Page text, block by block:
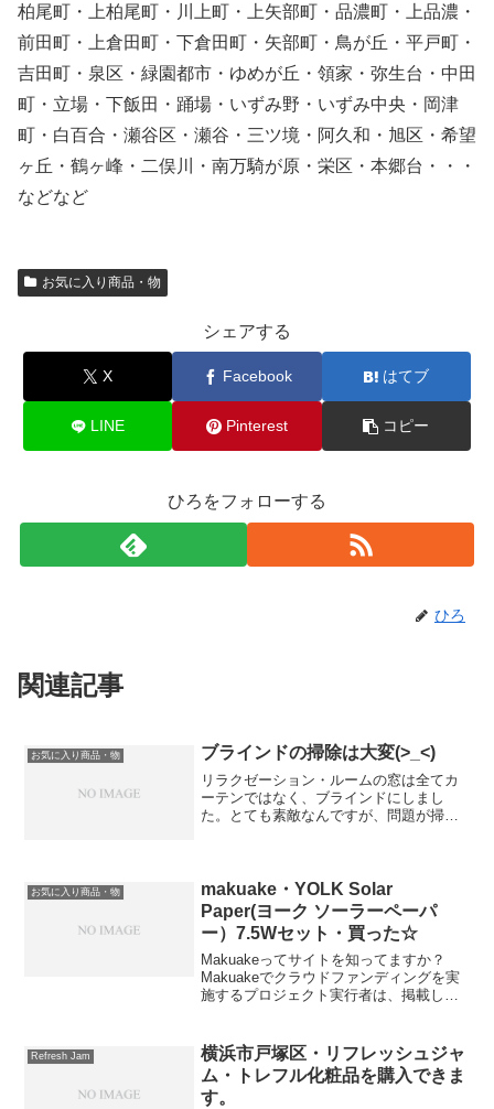
柏尾町・上柏尾町・川上町・上矢部町・品濃町・上品濃・
前田町・上倉田町・下倉田町・矢部町・鳥が丘・平戸町・
吉田町・泉区・緑園都市・ゆめが丘・領家・弥生台・中田
町・立場・下飯田・踊場・いずみ野・いずみ中央・岡津
町・白百合・瀬谷区・瀬谷・三ツ境・阿久和・旭区・希望
ヶ丘・鶴ヶ峰・二俣川・南万騎が原・栄区・本郷台・・・
などなど
お気に入り商品・物
シェアする
X Facebook はてブ
LINE Pinterest コピー
ひろをフォローする
ひろ
関連記事
お気に入り商品・物 ブラインドの掃除は大変(>_<)
リラクゼーション・ルームの窓は全てカ
ーテンではなく、ブラインドにしまし
た。とても素敵なんですが、問題が掃除
いました。二枚の板に...
お気に入り商品・物
makuake・YOLK Solar
Paper(ヨーク ソーラーペーパ
ー）7.5Wセット・買った☆
Makuakeってサイトを知ってますか？
Makuakeでクラウドファンディングを実
施するプロジェクト実行者は、掲載した
れが提供してくれた資金額に従いプレミ
アムなモノやサ...
Refresh Jam
横浜市戸塚区・リフレッシュジャ
ム・トレフル化粧品を購入できま
す。